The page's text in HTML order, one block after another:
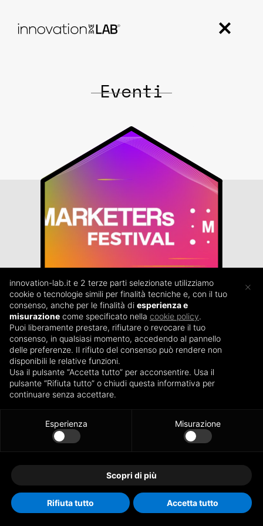
Eventi
MARKETERs Festival 2019
Vicenza, 23 Novembre 2019
La quarta edizione del MARKETERs Festivalsi svolgerà
sabato 23 novembre presso il Vicenza Convention Centre.
Il MARKETERs Festival è una giornata di formazione e
networking organizzata da MARKETERs Academy.
Un’occasione unica per i marketer che vogliono
mantenersi aggiornati sugli ultimi trend e casi di
successi nel campo del digital marketing, del
management e delle soft skills, competenze complesse e
Credits:BLAB Studio
×
innovation-lab.it e 2 terze parti selezionate utilizziamo
cookie o tecnologie simili per finalità tecniche e, con il tuo
consenso, anche per le finalità di esperienza e
misurazione come specificato nella cookie policy.
Puoi liberamente prestare, rifiutare o revocare il tuo
consenso, in qualsiasi momento, accedendo al pannello
delle preferenze. Il rifiuto del consenso può rendere non
disponibili le relative funzioni.
Usa il pulsante “Accetta tutto” per acconsentire. Usa il
pulsante “Rifiuta tutto” o chiudi questa informativa per
continuare senza accettare.
Esperienza Misurazione
Scopri di più
Rifiuta tutto Accetta tutto